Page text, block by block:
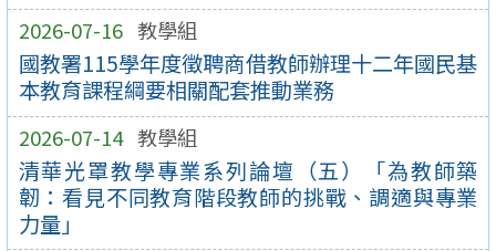
2026-07-16 教學組
國教署115學年度徵聘商借教師辦理十二年國民基
本教育課程綱要相關配套推動業務
2026-07-14 教學組
清華光罩教學專業系列論壇（五）「為教師築
韌：看見不同教育階段教師的挑戰、調適與專業
力量」